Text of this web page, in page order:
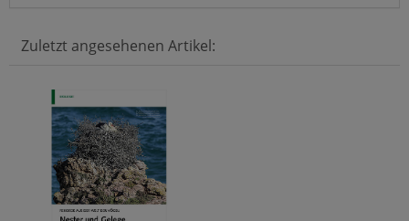
Zuletzt angesehenen Artikel: